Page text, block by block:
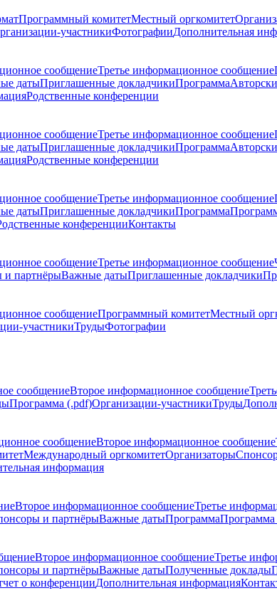
Программный комитетМестный оргкомитет
участникиФотографииДополнительная
сообщениеТретье информационное сообщение
датыПриглашенные докладчикиПрограмма
Родственные конференции
сообщениеТретье информационное сообщение
датыПриглашенные докладчикиПрограмма
Родственные конференции
сообщениеТретье информационное сообщение
датыПриглашенные докладчикиПрограмма
конференцииКонтакты
сообщениеТретье информационное сообщение
и партнёрыВажные датыПриглашенные докладчики
сообщениеПрограммный комитетМестный
участникиТрудыФотографии
сообщениеВторое информационное сообщение
Программа (.pdf)Организации-участникиТруды
сообщениеВторое информационное сообщение
Международный оргкомитетОрганизаторы
информация
Второе информационное сообщениеТретье
и партнёрыВажные датыПрограммаПрограмма
Второе информационное сообщениеТретье
и партнёрыВажные датыПолученные доклады
о конференцииДополнительная информация